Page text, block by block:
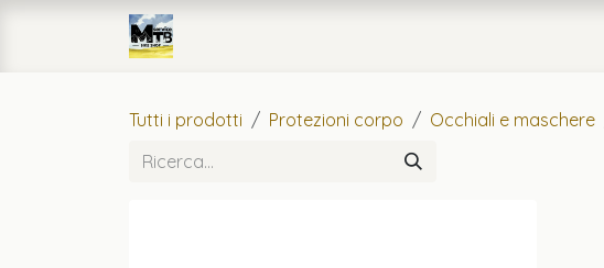
Passa al contenuto
Tutti i prodotti Protezioni corpo Occhiali e maschere